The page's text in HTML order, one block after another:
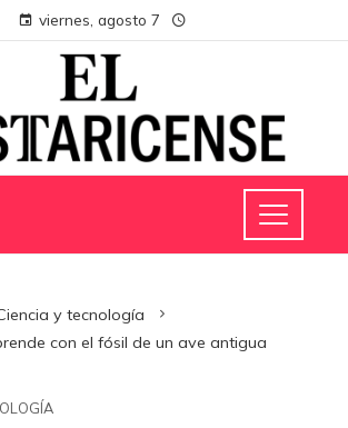
viernes, agosto 7
y tecnología
con el fósil de un ave antigua